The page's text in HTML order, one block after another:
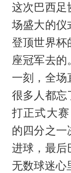
这次巴西足
场盛大的仪
登顶世界杯
座冠军去的
一刻，全场
很多人都忘
打正式大
的四分之一
进球，最后
无数球迷心